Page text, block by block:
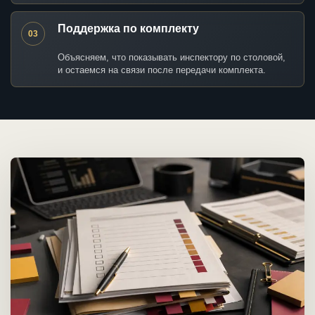
03 Поддержка по комплекту
Объясняем, что показывать инспектору по столовой,
и остаемся на связи после передачи комплекта.